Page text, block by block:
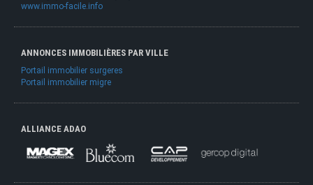
www.immo-facile.info
ANNONCES IMMOBILIÈRES PAR VILLE
Portail immobilier surgeres
Portail immobilier migre
ALLIANCE ADAO